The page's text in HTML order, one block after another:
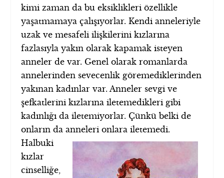
kimi zaman da bu eksiklikleri özellikle
yaşatmamaya çalışıyorlar. Kendi anneleriyle
uzak ve mesafeli ilişkilerini kızlarına
fazlasıyla yakın olarak kapamak isteyen
anneler de var. Genel olarak romanlarda
annelerinden sevecenlik göremediklerinden
yakınan kadınlar var. Anneler sevgi ve
şefkatlerini kızlarına iletemedikleri gibi
kadınlığı da iletemiyorlar. Çünkü belki de
onların da annelerionlara iletemedi.
Halbuki
kızlar
cinselliğe,